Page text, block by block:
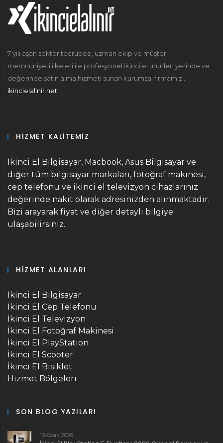
7 yılı aşan sektör tecrübesi, uzman ekip ve müşteri
memnuniyeti ilkeleri ile profesyonel ikinci el ürünleri yerinde ve
değerinde satın alma hizmeti sunan kurumsal firmamız...
ikincielalinir.net.
HIZMET KALITEMIZ
İkinci El Bilgisayar, Macbook, Asus Bilgisayar ve
diğer tüm bilgisayar markaları, fotoğraf makinesi,
cep telefonu ve ikinci el televizyon cihazlarınız
değerinde nakit olarak adresinizden alınmaktadır.
Bizi arayarak fiyat ve diğer detaylı bilgiye
ulaşabilirsiniz.
HIZMET ALANLARI
İkinci El Bilgisayar
İkinci El Cep Telefonu
İkinci El Televizyon
İkinci El Fotoğraf Makinesi
İkinci El PlayStation
İkinci El Scooter
İkinci El Bisiklet
Hizmet Bölgeleri
SON BLOG YAZILARI
13 Ocak 2026